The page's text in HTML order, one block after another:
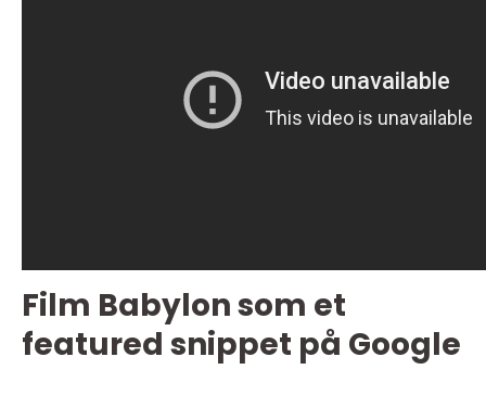
Film Babylon som et
featured snippet på Google